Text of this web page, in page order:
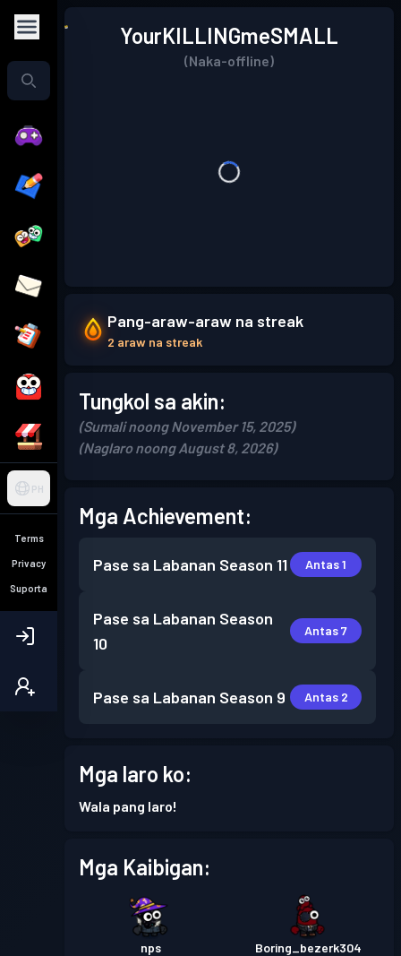
PH
Terms
Privacy
Suporta
YourKILLINGmeSMALL
(Naka-offline)
Pang-araw-araw na streak
2 araw na streak
Tungkol sa akin:
(Sumali noong November 15, 2025)
(Naglaro noong August 8, 2026)
Mga Achievement:
Pase sa Labanan Season 11 Antas 1
Pase sa Labanan Season
10
Antas 7
Pase sa Labanan Season 9 Antas 2
Mga laro ko:
Wala pang laro!
Mga Kaibigan:
nps Boring_bezerk304